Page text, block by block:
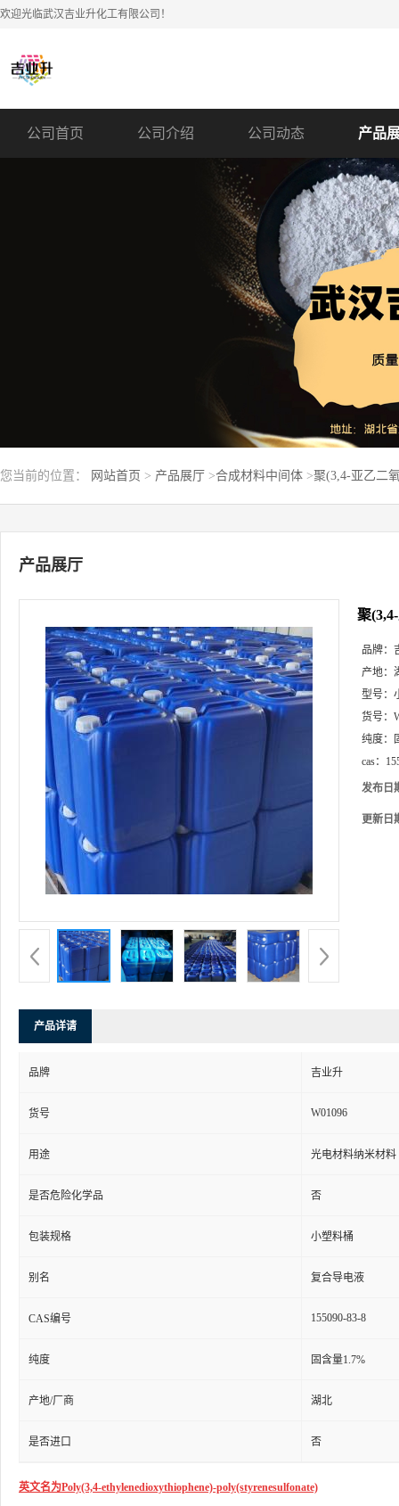
欢迎光临武汉吉业升化工有限公司！
公司首页 公司介绍 公司动态 产品
您当前的位置： 网站首页 > 产品展厅 >合成材料中间体 >聚(3,4-亚乙二
产品展厅
聚
品牌：
产地：
型号：
货号：
纯度：
cas：
发布日
更新日
产品详请
品牌 吉业升
货号 W01096
用途 光电材料纳米材料
是否危险化学品 否
包装规格 小塑料桶
别名 复合导电液
CAS编号 155090-83-8
纯度 固含量1.7%
产地/厂商 湖北
是否进口 否
英文名为Poly(3,4-ethylenedioxythiophene)-poly(styrenesulfonate)